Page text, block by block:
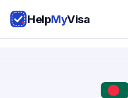
HelpMyVisa